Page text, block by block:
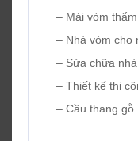
– Mái vòm
– Nhà vòm cho
– Sửa chữa
– Thiết kế thi
– Cầu thang gỗ